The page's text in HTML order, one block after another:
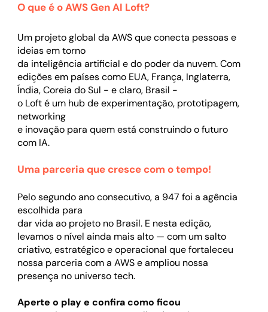
O que é o AWS Gen AI Loft?
Um projeto global da AWS que conecta pessoas e
ideias em torno
da inteligência artificial e do poder da nuvem. Com
edições em países como EUA, França, Inglaterra,
Índia, Coreia do Sul - e claro, Brasil -
o Loft é um hub de experimentação, prototipagem,
networking
e inovação para quem está construindo o futuro
com IA.
Uma parceria quecresce como tempo!
Pelo segundo ano consecutivo, a 947 foi a agência
escolhida para
dar vida ao projeto no Brasil. E nesta edição,
levamos o nível ainda mais alto — com um salto
criativo, estratégico e operacional que fortaleceu
nossa parceria com a AWS e ampliou nossa
presença no universo tech.
Aperte o play e confira como ficou